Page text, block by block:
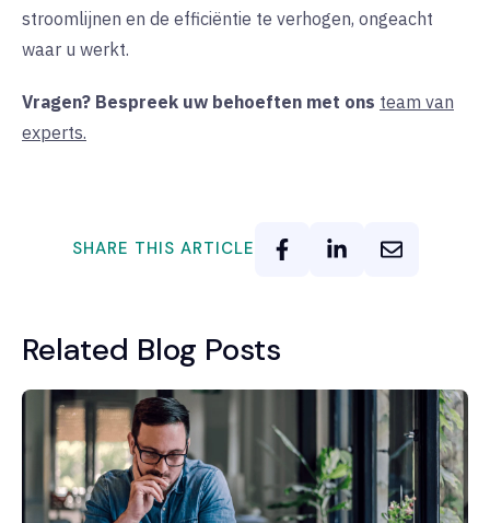
stroomlijnen en de efficiëntie te verhogen, ongeacht
waar u werkt.
Vragen? Bespreek uw behoeften met ons team van
experts.
SHARE THIS ARTICLE
Related Blog Posts